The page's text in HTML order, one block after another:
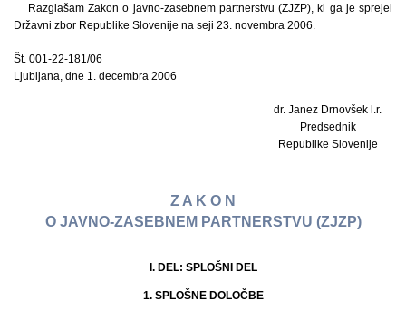
Razglašam Zakon o javno-zasebnem partnerstvu (ZJZP), ki ga je sprejel
Državni zbor Republike Slovenije na seji 23. novembra 2006.
Št. 001-22-181/06
Ljubljana, dne 1. decembra 2006
dr. Janez Drnovšek l.r.
Predsednik
Republike Slovenije
Z A K O N
O JAVNO-ZASEBNEM PARTNERSTVU (ZJZP)
I. DEL: SPLOŠNI DEL
1. SPLOŠNE DOLOČBE